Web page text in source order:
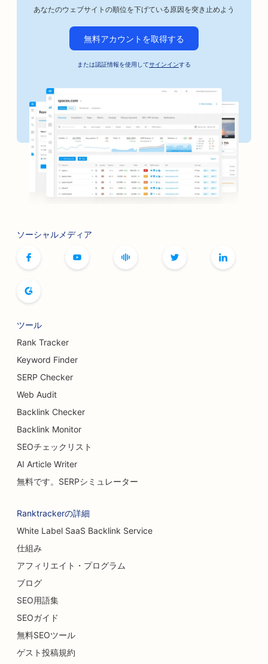
あなたのウェブサイトの順位を下げている原因を突き止めよう
無料アカウントを取得する
または認証情報を使用してサインインする
ソーシャルメディア
ツール
Rank Tracker
Keyword Finder
SERP Checker
Web Audit
Backlink Checker
Backlink Monitor
SEOチェックリスト
AI Article Writer
無料です。SERPシミュレーター
Ranktrackerの詳細
White Label SaaS Backlink Service
仕組み
アフィリエイト・プログラム
ブログ
SEO用語集
SEOガイド
無料SEOツール
ゲスト投稿規約